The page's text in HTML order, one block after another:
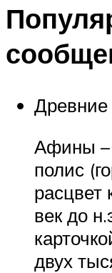
Афины –
полис
расцвет
век до
двух